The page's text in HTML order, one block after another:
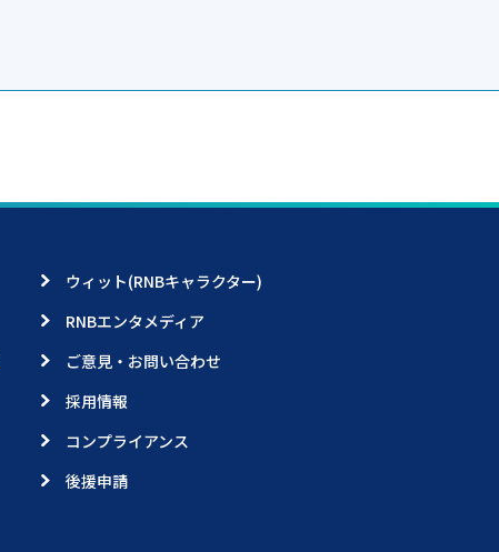
ウィット(RNBキャラクター)
RNBエンタメディア
ご意見・お問い合わせ
採用情報
コンプライアンス
後援申請